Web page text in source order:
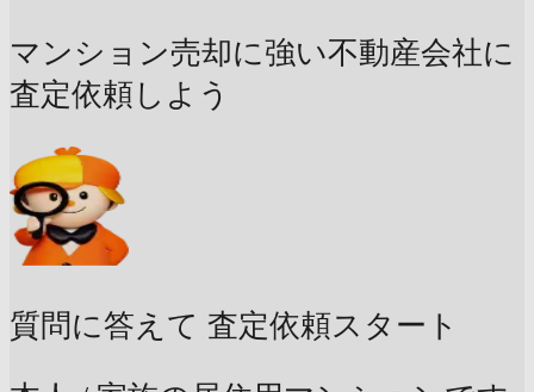
マンション売却に強い不動産会社に
査定依頼しよう
質問に答えて 査定依頼スタート